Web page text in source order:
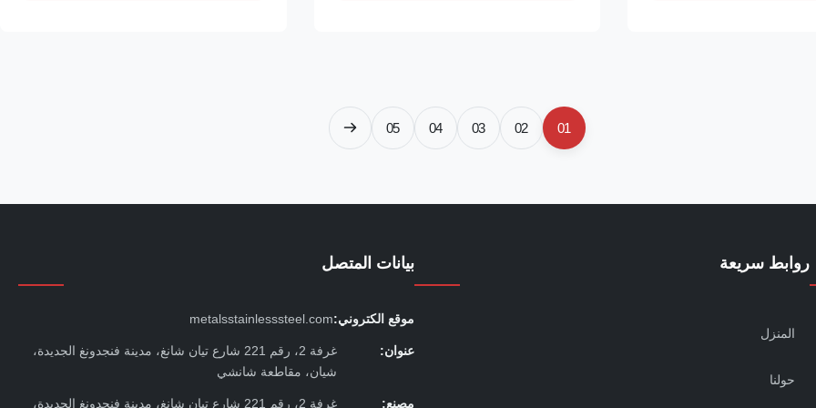
01
02
03
04
05
روابط سريعة
المنزل
حولنا
بيانات المتصل
موقع الكتروني:metalsstainlesssteel.com
عنوان:
غرفة 2، رقم 221 شارع تيان شانغ، مدينة فنجدونغ الجديدة،
شيان، مقاطعة شانشي
مصنع: غرفة 2، رقم 221 شارع تيان شانغ، مدينة فنجدونغ الجديدة،